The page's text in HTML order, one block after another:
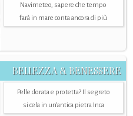
Navimeteo, sapere che tempo
farà in mare conta ancora di più
BELLEZZA & BENESSERE
Pelle dorata e protetta? Il segreto
si cela in un’antica pietra Inca